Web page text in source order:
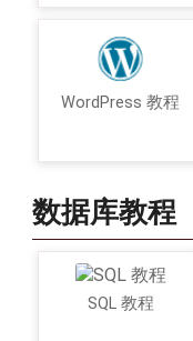
WordPress 教程
数据库教程
SQL 教程